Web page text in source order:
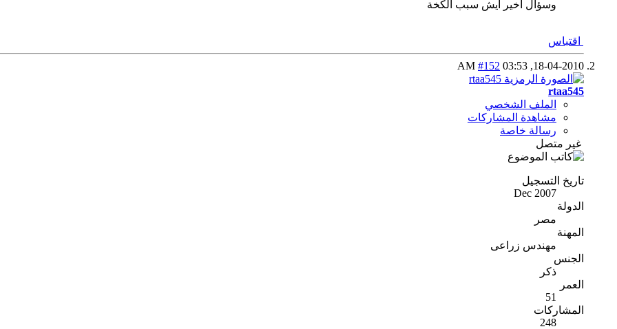
وسؤال اخير ايش سبب الكخة
اقتباس
18-04-2010,
03:53 AM
#152
rtaa545
الملف الشخصي
مشاهدة المشاركات
رسالة خاصة
غير متصل
تاريخ التسجيل
Dec 2007
الدولة
مصر
المهنة
مهندس زراعى
الجنس
ذكر
العمر
51
المشاركات
248